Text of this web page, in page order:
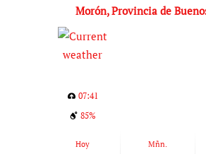
Morón, Provincia de
07:41
85%
Hoy
Mñn.